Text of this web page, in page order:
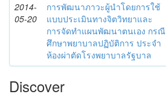
2014-
05-20
การพัฒนาภาวะผู้นำโดยการใช้
แบบประเมินทางจิตวิทยาและ
การจัดทำแผนพัฒนาตนเอง กรณี
ศึกษาพยาบาลปฏิบัติการ ประจำ
ห้องผ่าตัดโรงพยาบาลรัฐบาล
Discover